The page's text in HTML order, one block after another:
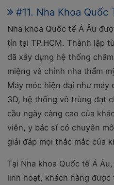
#11. Nha Khoa Quốc
Nha khoa Quốc tế Á Âu
tín tại TP.HCM. Thành lập
đã xây dựng hệ thống
miệng và chỉnh nha thẩm
Máy móc hiện đại như máy
3D, hệ thống vô trùng đạt
cầu ngày càng cao của
viên, y bác sĩ có chuyên
giải đáp mọi thắc mắc của
Tại Nha khoa Quốc tế Á
linh hoạt, khách hàng được